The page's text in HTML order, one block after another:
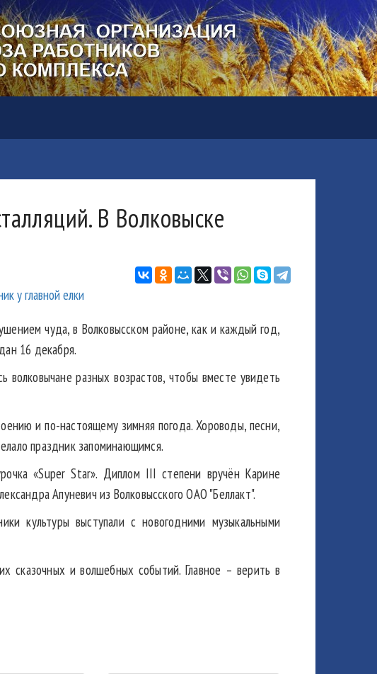
В Волковыске
чуда, в Волковысском районе, как и каждый год,
16 декабря.
волковычане разных возрастов, чтобы вместе увидеть
и по-настоящему зимняя погода. Хороводы, песни,
праздник запоминающимся.
«Super Star». Диплом III степени вручён Карине
Апуневич из Волковысского ОАО "Беллакт".
культуры выступали с новогодними музыкальными
сказочных и волшебных событий. Главное – верить в